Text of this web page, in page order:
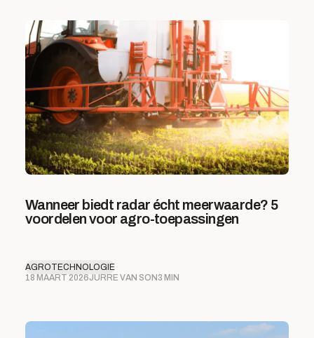
Wanneer biedt radar écht meerwaarde? 5
voordelen voor agro-toepassingen
AGROTECHNOLOGIE
18 MAART 2026JURRE VAN SON 3 MIN